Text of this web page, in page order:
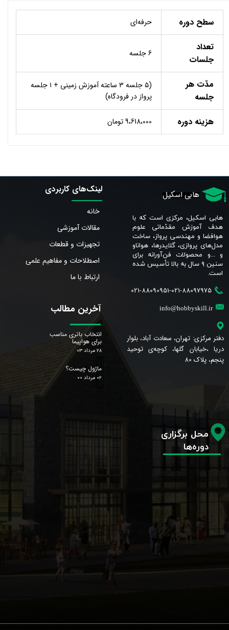
سطح دوره حرفه‌ای
تعداد
جلسات
6 جلسه
مدّت هر
جلسه
(۵ جلسه ۳ ساعته آموزش زمینی + ۱ جلسه
پرواز در فرودگاه)
هزینه دوره 9،618،000 تومان
هابی اسکیل
هابی اسکیل، مرکزی است که با
هدف آموزش مقدّماتی علوم
هوافضا و مهندسی پرواز، ساخت
مدل‌های پروازی، گلایدرها، هواناو
و ...و محصولات فن‌آورانه برای
سنین ٩ سال به بالا تأسیس شده
است.​​​​​​​
021-88090951-021-88097975
info@hobbyskill.ir
دفتر مرکزی: تهران، سعادت آباد، بلوار
دریا ،خیابان گلها، کوچه‌ی توحید
پنجم، پلاک 80
لینک‌های کاربردی
خانه
مقالات آموزشی
تجهیزات و قطعات
اصطلاحات و مفاهیم علمی
ارتباط با ما
آخرین مطالب
انتخاب باتری مناسب
برای هواپیما
۲۸ مرداد ۰۳
ماژول چیست؟
۰۲ مرداد ۰۰
محل برگزاری
دوره‌ها